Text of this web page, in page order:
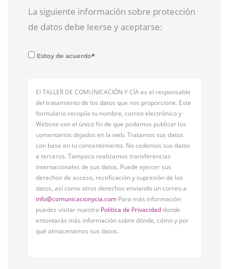
La siguiente información sobre protección
de datos debe leerse y aceptarse:
Estoy de acuerdo*
El TALLER DE COMUNICACIÓN Y CÍA es el responsable
del tratamiento de los datos que nos proporcione. Este
formulario recopila tu nombre, correo electrónico y
Website con el único fin de que podamos publicar los
comentarios dejados en la web. Tratamos sus datos
con base en tu consentimiento. No cedemos sus datos
a terceros. Tampoco realizamos transferencias
internacionales de sus datos. Puede ejercer sus
derechos de acceso, rectificación y supresión de los
datos, así como otros derechos enviando un correo a
info@comunicacionycia.com Para más información
puedes visitar nuestra Política de Privacidaddonde
entontarás más información sobre dónde, cómo y por
qué almacenamos sus datos.